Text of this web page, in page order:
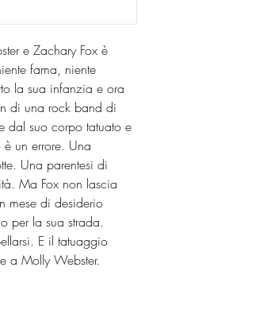
e Zachary Fox è
fama, niente
la sua infanzia e ora
di una rock band di
dal suo corpo tatuato e
un errore. Una
Una parentesi di
Ma Fox non lascia
mese di desiderio
per la sua strada.
E il tatuaggio
a Molly Webster.